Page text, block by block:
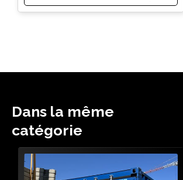
Dans la même
catégorie